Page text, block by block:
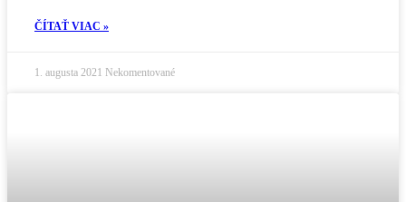
ČÍTAŤ VIAC »
1. augusta 2021 Nekomentované